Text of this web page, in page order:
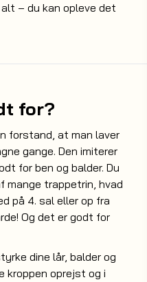
– du kan opleve det
for?
forstand, at man laver
gange. Den imiterer
for ben og balder. Du
mange trappetrin, hvad
på 4. sal eller op fra
Og det er godt for
dine lår, balder og
kroppen oprejst og i